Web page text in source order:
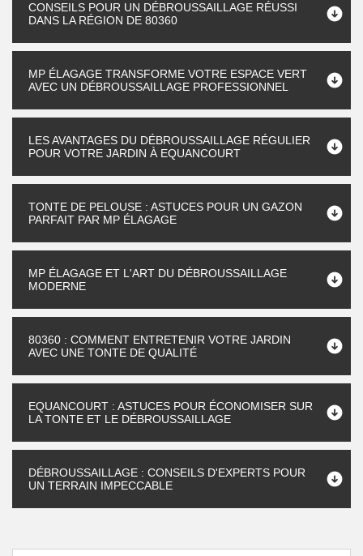
CONSEILS POUR UN DÉBROUSSAILLAGE RÉUSSI
DANS LA RÉGION DE 80360
MP ÉLAGAGE TRANSFORME VOTRE ESPACE VERT
AVEC UN DÉBROUSSAILLAGE PROFESSIONNEL
LES AVANTAGES DU DÉBROUSSAILLAGE RÉGULIER
POUR VOTRE JARDIN À EQUANCOURT
TONTE DE PELOUSE : ASTUCES POUR UN GAZON
PARFAIT PAR MP ÉLAGAGE
MP ÉLAGAGE ET L'ART DU DÉBROUSSAILLAGE
MODERNE
80360 : COMMENT ENTRETENIR VOTRE JARDIN
AVEC UNE TONTE DE QUALITÉ
EQUANCOURT : ASTUCES POUR ÉCONOMISER SUR
LA TONTE ET LE DÉBROUSSAILLAGE
DÉBROUSSAILLAGE : CONSEILS D'EXPERTS POUR
UN TERRAIN IMPECCABLE